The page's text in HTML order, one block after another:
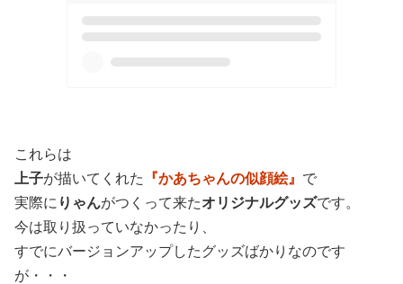
これらは
上子が描いてくれた 『かあちゃんの似顔絵』 で
実際に りゃんがつくって来たオリジナルグッズです。
今は取り扱っていなかったり、
すでにバージョンアップしたグッズばかりなのです
が・・・